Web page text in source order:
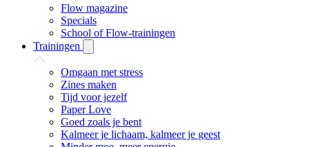
Flow magazine
Specials
School of Flow-trainingen
Trainingen
Omgaan met stress
Zines maken
Tijd voor jezelf
Paper Love
Goed zoals je bent
Kalmeer je lichaam, kalmeer je geest